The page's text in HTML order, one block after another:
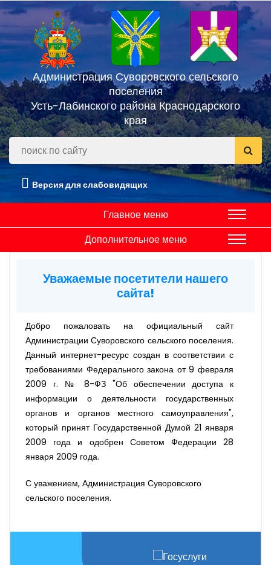
Администрация Суворовского сельского
поселения
Усть-Лабинского района Краснодарского
края
Версия для слабовидящих
Главное меню
Дополнительное меню
Уважаемые посетители нашего
сайта!
Добро пожаловать на официальный сайт
Администрации Суворовского сельского поселения.
Данный интернет-ресурс создан в соответствии с
требованиями Федерального закона от 9 февраля
2009 г. № 8-ФЗ "Об обеспечении доступа к
информации о деятельности государственных
органов и органов местного самоуправления",
который принят Государственной Думой 21 января
2009 года и одобрен Советом Федерации 28
января 2009 года.
С уважением, Администрация Суворовского
сельского поселения.